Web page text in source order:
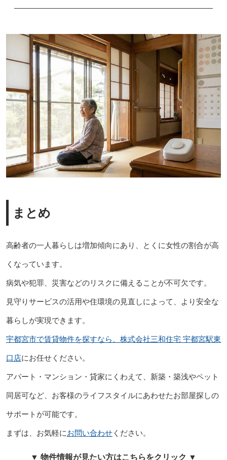
まとめ
高齢者の一人暮らしは増加傾向にあり、とくに女性の割合が高
くなっています。
病気や犯罪、災害などのリスクに備えることが不可欠です。
見守りサービスの活用や住環境の見直しによって、より安全な
暮らしが実現できます。
宇都宮市で賃貸物件を探すなら、株式会社三和住宅 宇都宮駅東
口店にお任せください。
アパート・マンション・貸家にくわえて、新築・築浅やペット
同居可など、お客様のライフスタイルにあわせたお部屋探しの
サポートが可能です。
まずは、お気軽にお問い合わせください。
▼ 物件情報が見たい方はこちらをクリック ▼